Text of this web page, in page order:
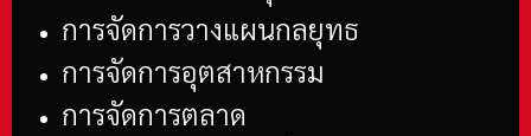
การจัดการวางแผนกลยุทธ
การจัดการอุตสาหกรรม
การจัดการตลาด